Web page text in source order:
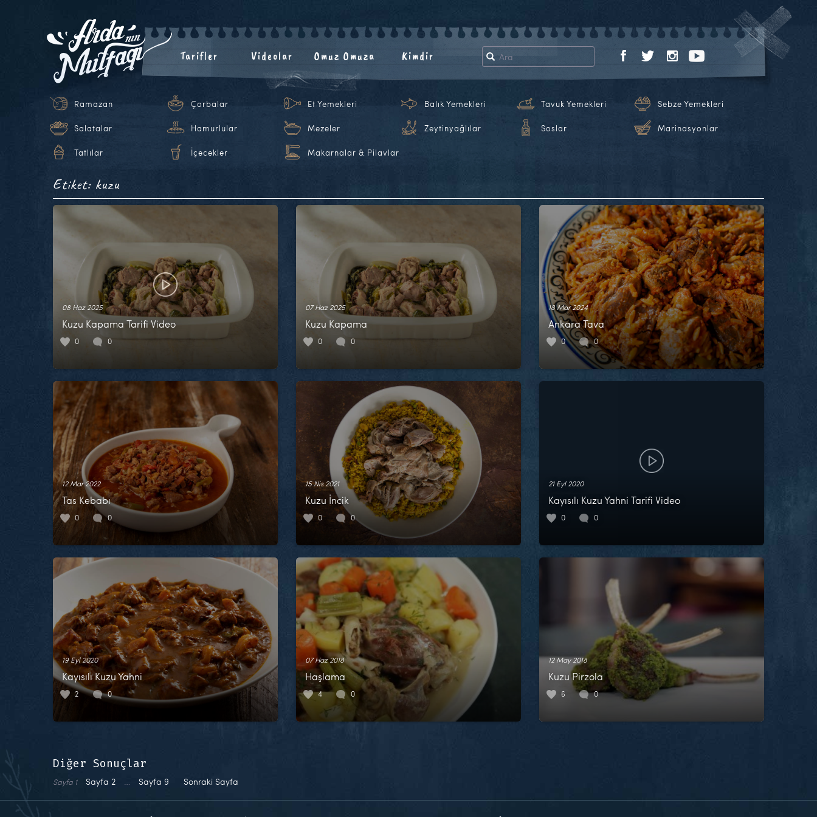
Tarifler Videolar Omuz Omuza Kimdir
Ramazan Çorbalar Et Yemekleri Balık Yemekleri Tavuk Yemekleri Sebze Yemekleri
Salatalar Hamurlular Mezeler Zeytinyağlılar Soslar Marinasyonlar
Tatlılar İçecekler Makarnalar & Pilavlar
Etiket: kuzu
08 Haz 2025
Kuzu Kapama Tarifi Video
0 0
07 Haz 2025
Kuzu Kapama
0 0
18 Mar 2024
Ankara Tava
0 0
12 Mar 2022
Tas Kebabı
0 0
15 Nis 2021
Kuzu İncik
0 0
21 Eyl 2020
Kayısılı Kuzu Yahni Tarifi Video
0 0
19 Eyl 2020
Kayısılı Kuzu Yahni
2 0
07 Haz 2018
Haşlama
4 0
12 May 2018
Kuzu Pirzola
6 0
Diğer Sonuçlar
Sayfa 1 Sayfa 2 … Sayfa 9 Sonraki Sayfa